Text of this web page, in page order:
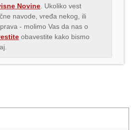
Novine . Ukoliko vest
navode, vređa nekog, ili
- molimo Vas da nas o
obavestite kako bismo